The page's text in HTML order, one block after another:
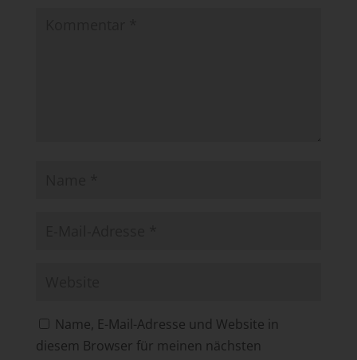
Name, E-Mail-Adresse und Website in
diesem Browser für meinen nächsten